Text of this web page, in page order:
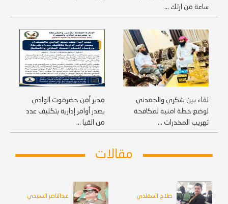
ساعة من ارتك ...
لقاء بين شكري والجعدني
لوضع خطة امنيه لمكافحة
تهريب المخدرات ...
مدير أمن حضرموت الوادي
يصدر أوامر إدارية بتكليف عدد
من القيا ...
مقالات
صلاح السقلدي عبدالناصر السنيدي